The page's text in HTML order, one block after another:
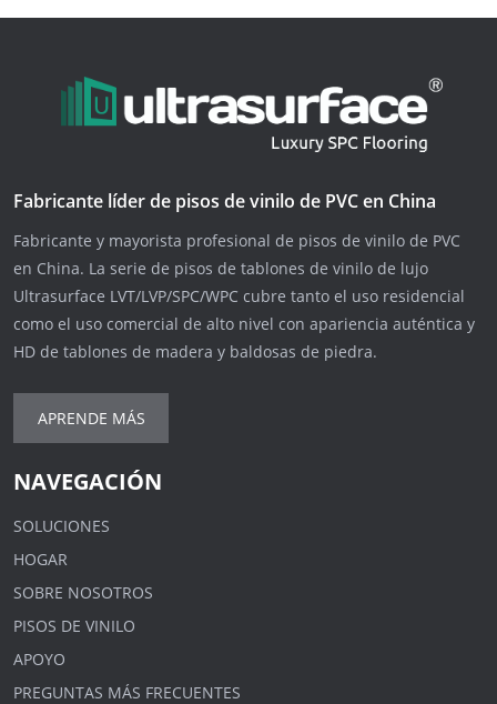
Fabricante líder de pisos de vinilo de PVC en China
Fabricante y mayorista profesional de pisos de vinilo de PVC
en China. La serie de pisos de tablones de vinilo de lujo
Ultrasurface LVT/LVP/SPC/WPC cubre tanto el uso residencial
como el uso comercial de alto nivel con apariencia auténtica y
HD de tablones de madera y baldosas de piedra.
APRENDE MÁS
NAVEGACIÓN
SOLUCIONES
HOGAR
SOBRE NOSOTROS
PISOS DE VINILO
APOYO
PREGUNTAS MÁS FRECUENTES